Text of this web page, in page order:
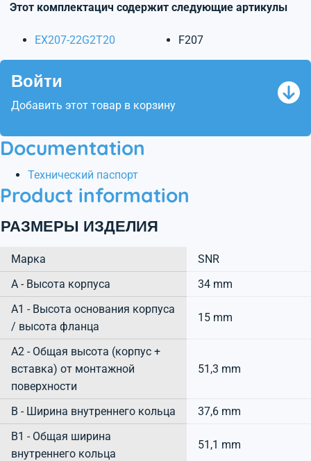
Этот комплектацич содержит следующие артикулы
EX207-22G2T20 F207
Войти
Добавить этот товар в корзину
Documentation
Технический паспорт
Product information
РАЗМЕРЫ ИЗДЕЛИЯ
Марка
SNR
А - Высота корпуса
34 mm
A1 - Высота основания корпуса
/ высота фланца
15 mm
A2 - Общая высота (корпус +
вставка) от монтажной
поверхности
51,3 mm
B - Ширина внутреннего кольца
37,6 mm
B1 - Общая ширина
внутреннего кольца
51,1 mm